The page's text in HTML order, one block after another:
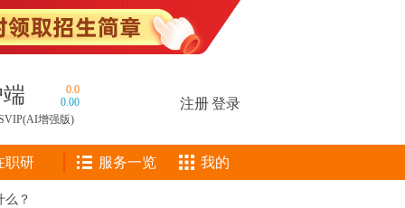
0.0
0.00
增强版)
注册登录
职研 服务一览 我的
么？